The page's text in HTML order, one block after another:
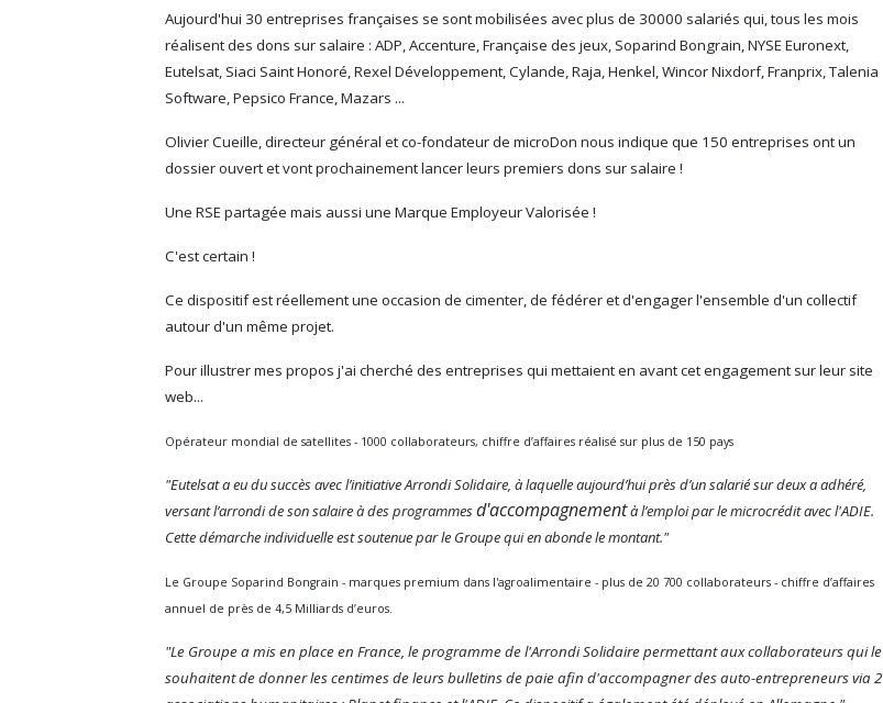
Aujourd'hui 30 entreprises françaises se sont mobilisées avec plus de 30000 salariés qui, tous les mois
réalisent des dons sur salaire : ADP, Accenture, Française des jeux, Soparind Bongrain, NYSE Euronext,
Eutelsat, Siaci Saint Honoré, Rexel Développement, Cylande, Raja, Henkel, Wincor Nixdorf, Franprix, Talenia
Software, Pepsico France, Mazars ...
Olivier Cueille, directeur général et co-fondateur de microDon nous indique que 150 entreprises ont un
dossier ouvert et vont prochainement lancer leurs premiers dons sur salaire !
Une RSE partagée mais aussi une Marque Employeur Valorisée !
C'est certain !
Ce dispositif est réellement une occasion de cimenter, de fédérer et d'engager l'ensemble d'un collectif
autour d'un même projet.
Pour illustrer mes propos j'ai cherché des entreprises qui mettaient en avant cet engagement sur leur site
web...
Opérateur mondial de satellites - 1000 collaborateurs, chiffre d’affaires réalisé sur plus de 150 pays
"Eutelsat a eu du succès avec l’initiative Arrondi Solidaire, à laquelle aujourd’hui près d’un salarié sur deux a adhéré,
versant l’arrondi de son salaire à des programmesd'accompagnementà l’emploi par le microcrédit avec l'ADIE.
Cette démarche individuelle est soutenue par le Groupe qui en abonde le montant."
Le Groupe Soparind Bongrain - marques premium dans l'agroalimentaire - plus de 20 700 collaborateurs - chiffre d’affaires
annuel de près de 4,5 Milliards d’euros.
"Le Groupe a mis en place en France, le programme de l'Arrondi Solidaire permettant aux collaborateurs qui le
souhaitent de donner les centimes de leurs bulletins de paie afin d'accompagner des auto-entrepreneurs via 2